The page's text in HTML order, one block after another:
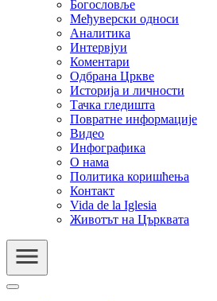
Богословље
Међуверски односи
Аналитика
Интервјуи
Коментари
Одбрана Цркве
Историја и личности
Тачка гледишта
Повратне информације
Видео
Инфографика
О нама
Политика коришћења
Контакт
Vida de la Iglesia
Животът на Църквата